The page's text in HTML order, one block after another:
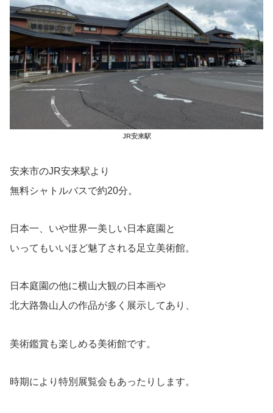
JR安来駅
安来市のJR安来駅より
無料シャトルバスで約20分。
日本一、いや世界一美しい日本庭園と
いってもいいほど魅了される足立美術館。
日本庭園の他に横山大観の日本画や
北大路魯山人の作品が多く展示してあり、
美術鑑賞も楽しめる美術館です。
時期により特別展覧会もあったりします。